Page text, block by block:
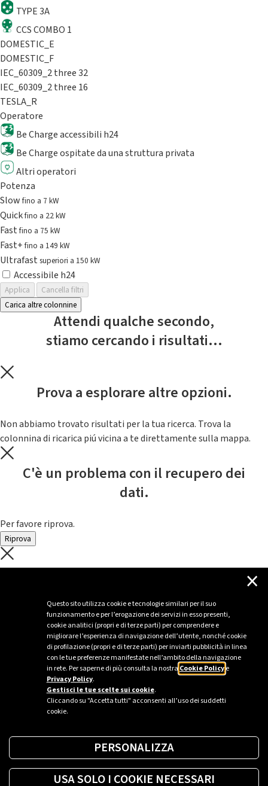
Questo sito utilizza cookie e tecnologie similari per il suo
funzionamento e per l’erogazione dei servizi in esso presenti,
cookie analitici (propri e di terze parti) per comprendere e
migliorare l’esperienza di navigazione dell’utente, nonché cookie
di profilazione (propri e di terze parti) per inviarti pubblicità in linea
con le tue preferenze manifestate nell’ambito della navigazione
in rete. Per saperne di più consulta la nostra Cookie Policye
Privacy Policy.
Gestisci le tue scelte sui cookie.
Cliccando su "Accetta tutti" acconsenti all’uso dei suddetti
cookie.
×
PERSONALIZZA
USA SOLO I COOKIE NECESSARI
TYPE 3A
CCS COMBO 1
DOMESTIC_E
DOMESTIC_F
IEC_60309_2 three 32
IEC_60309_2 three 16
TESLA_R
Operatore
Be Charge accessibili h24
Be Charge ospitate da una struttura privata
Altri operatori
Potenza
Slowfino a 7 kW
Quickfino a 22 kW
Fastfino a 75 kW
Fast+fino a 149 kW
Ultrafast superiori a 150 kW
Accessibile h24
Applica
Cancella filtri
Carica altre colonnine
Attendi qualche secondo,
stiamo cercando i risultati...
Prova a esplorare altre opzioni.
Non abbiamo trovato risultati per la tua ricerca. Trova la
colonnina di ricarica piú vicina a te direttamente sulla mappa.
C'è un problema con il recupero dei
dati.
Per favore riprova.
Riprova
C'è un problema con il recupero dei
Per favore riprova piú tardi
Sei un’azienda o una PA?
Trova la soluzione più giusta per te.
Richiedi una colonnina